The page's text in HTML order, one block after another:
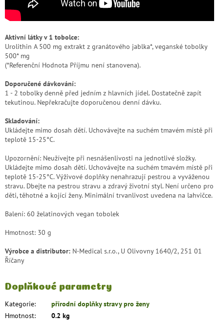
Aktivní látky v 1 tobolce:
Urolithin A 500 mg extrakt z granátového jablka*, veganské tobolky
500* mg
(*Referenční Hodnota Příjmu není stanovena).
Doporučené dávkování:
1 - 2 tobolky denně před jedním z hlavních jídel. Dostatečně zapít
tekutinou. Nepřekračujte doporučenou denní dávku.
Skladování:
Ukládejte mimo dosah dětí. Uchovávejte na suchém tmavém místě při
teplotě 15-25°C.
Upozornění: Neužívejte při nesnášenlivosti na jednotlivé složky.
Ukládejte mimo dosah dětí. Uchovávejte na suchém tmavém místě při
teplotě 15-25°C. Výživové doplňky nenahrazují pestrou a vyváženou
stravu. Dbejte na pestrou stravu a zdravý životní styl. Není určeno pro
děti, těhotné a kojící ženy. Minimální trvanlivost uvedena na lahvičce.
Balení: 60 želatinových vegan tobolek
Hmotnost: 30 g
Výrobce a distributor: N-Medical s.r.o., U Olivovny 1640/2, 251 01
Říčany
Doplňkové parametry
Kategorie:
přírodní doplňky stravy pro ženy
Hmotnost:
0.2 kg